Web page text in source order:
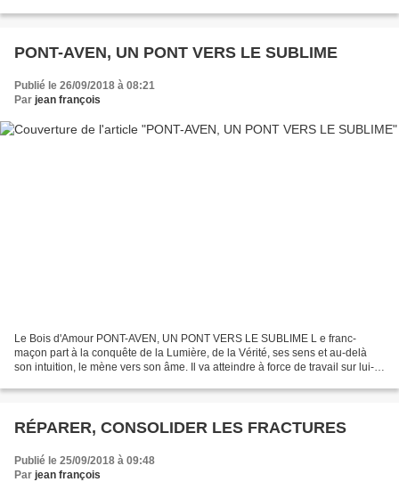
PONT-AVEN, UN PONT VERS LE SUBLIME
Publié le 26/09/2018 à 08:21
Par jean françois
Le Bois d'Amour PONT-AVEN, UN PONT VERS LE SUBLIME L e franc-
maçon part à la conquête de la Lumière, de la Vérité, ses sens et au-delà
son intuition, le mène vers son âme. Il va atteindre à force de travail sur lui-
RÉPARER, CONSOLIDER LES FRACTURES
Publié le 25/09/2018 à 09:48
Par jean françois